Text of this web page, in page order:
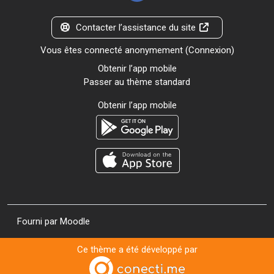
Contacter l’assistance du site
Vous êtes connecté anonymement (Connexion)
Obtenir l’app mobile
Passer au thème standard
Obtenir l’app mobile
Fourni par Moodle
Ce thème a été développé par